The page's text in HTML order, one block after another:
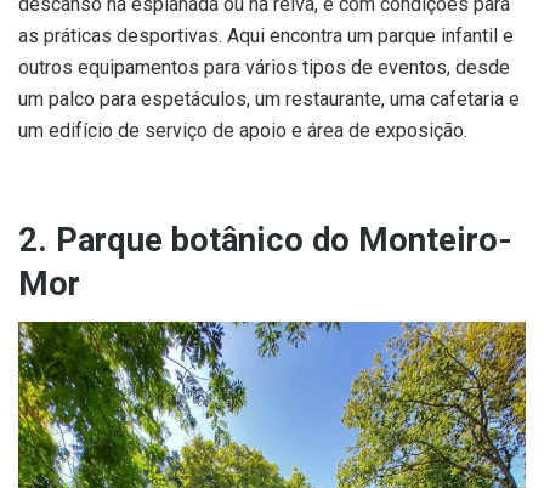
as práticas desportivas. Aqui encontra um parque infantil e
outros equipamentos para vários tipos de eventos, desde
um palco para espetáculos, um restaurante, uma cafetaria e
um edifício de serviço de apoio e área de exposição.
2. Parque botânico do Monteiro-
Mor